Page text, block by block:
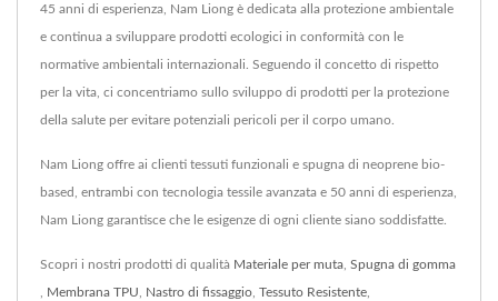
45 anni di esperienza, Nam Liong è dedicata alla protezione ambientale
e continua a sviluppare prodotti ecologici in conformità con le
normative ambientali internazionali. Seguendo il concetto di rispetto
per la vita, ci concentriamo sullo sviluppo di prodotti per la protezione
della salute per evitare potenziali pericoli per il corpo umano.
Nam Liong offre ai clienti tessuti funzionali e spugna di neoprene bio-
based, entrambi con tecnologia tessile avanzata e 50 anni di esperienza,
Nam Liong garantisce che le esigenze di ogni cliente siano soddisfatte.
Scopri i nostri prodotti di qualità Materiale per muta Spugna di gomma
Membrana TPU Nastro di fissaggio Tessuto Resistente